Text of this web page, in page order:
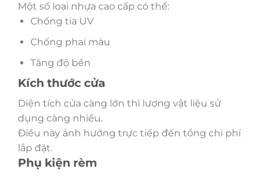
Một số loại nhựa cao cấp có thể:
Chống tia UV
Chống phai màu
Tăng độ bền
Kích thước cửa
Diện tích cửa càng lớn thì lượng vật liệu sử
dụng càng nhiều.
Điều này ảnh hưởng trực tiếp đến tổng chi phí
lắp đặt.
Phụ kiện rèm